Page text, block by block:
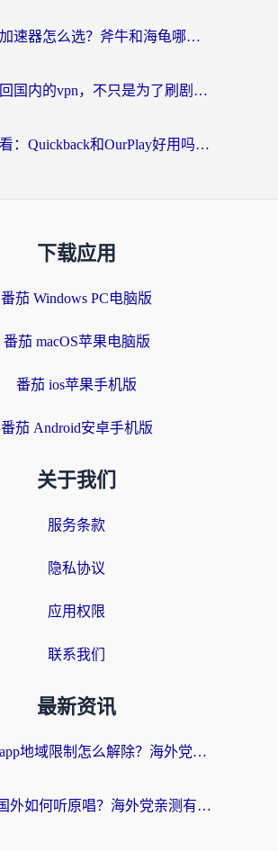
海外回国加速器怎么选？斧牛和海龟哪个好？一篇帮你避开坑的实用指南
从匈牙利回国内的vpn，不只是为了刷剧那么简单
海外党必看：Quickback和OurPlay好用吗？3分钟选对回国加速器，无缝刷剧玩游戏
下载应用
番茄 Windows PC电脑版
番茄 macOS苹果电脑版
番茄 ios苹果手机版
番茄 Android安卓手机版
关于我们
服务条款
隐私协议
应用权限
联系我们
最新资讯
优酷手机app地域限制怎么解除？海外党亲测有效的追剧方案
全民K歌国外如何听原唱？海外党亲测有效的回国加速器选择指南